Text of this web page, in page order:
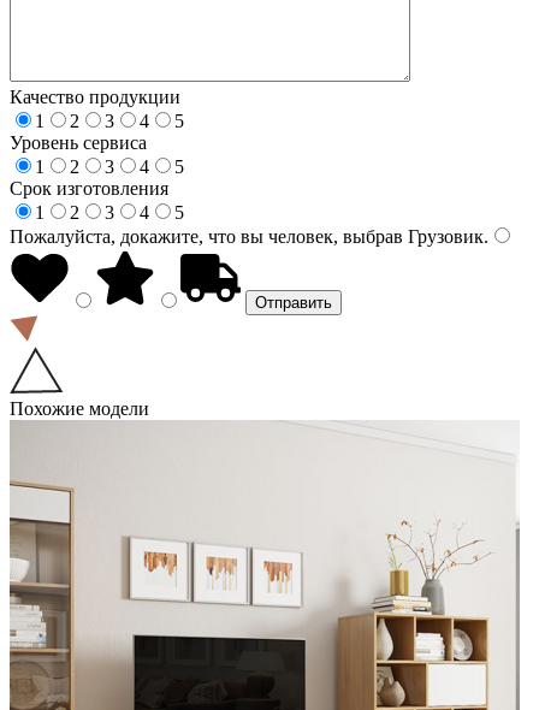
Качество продукции
1
2 3 4
5
Уровень сервиса
1
2 3 4
5
Срок изготовления
1
2 3 4
5
Пожалуйста, докажите, что вы человек, выбрав Грузовик.
Похожие модели